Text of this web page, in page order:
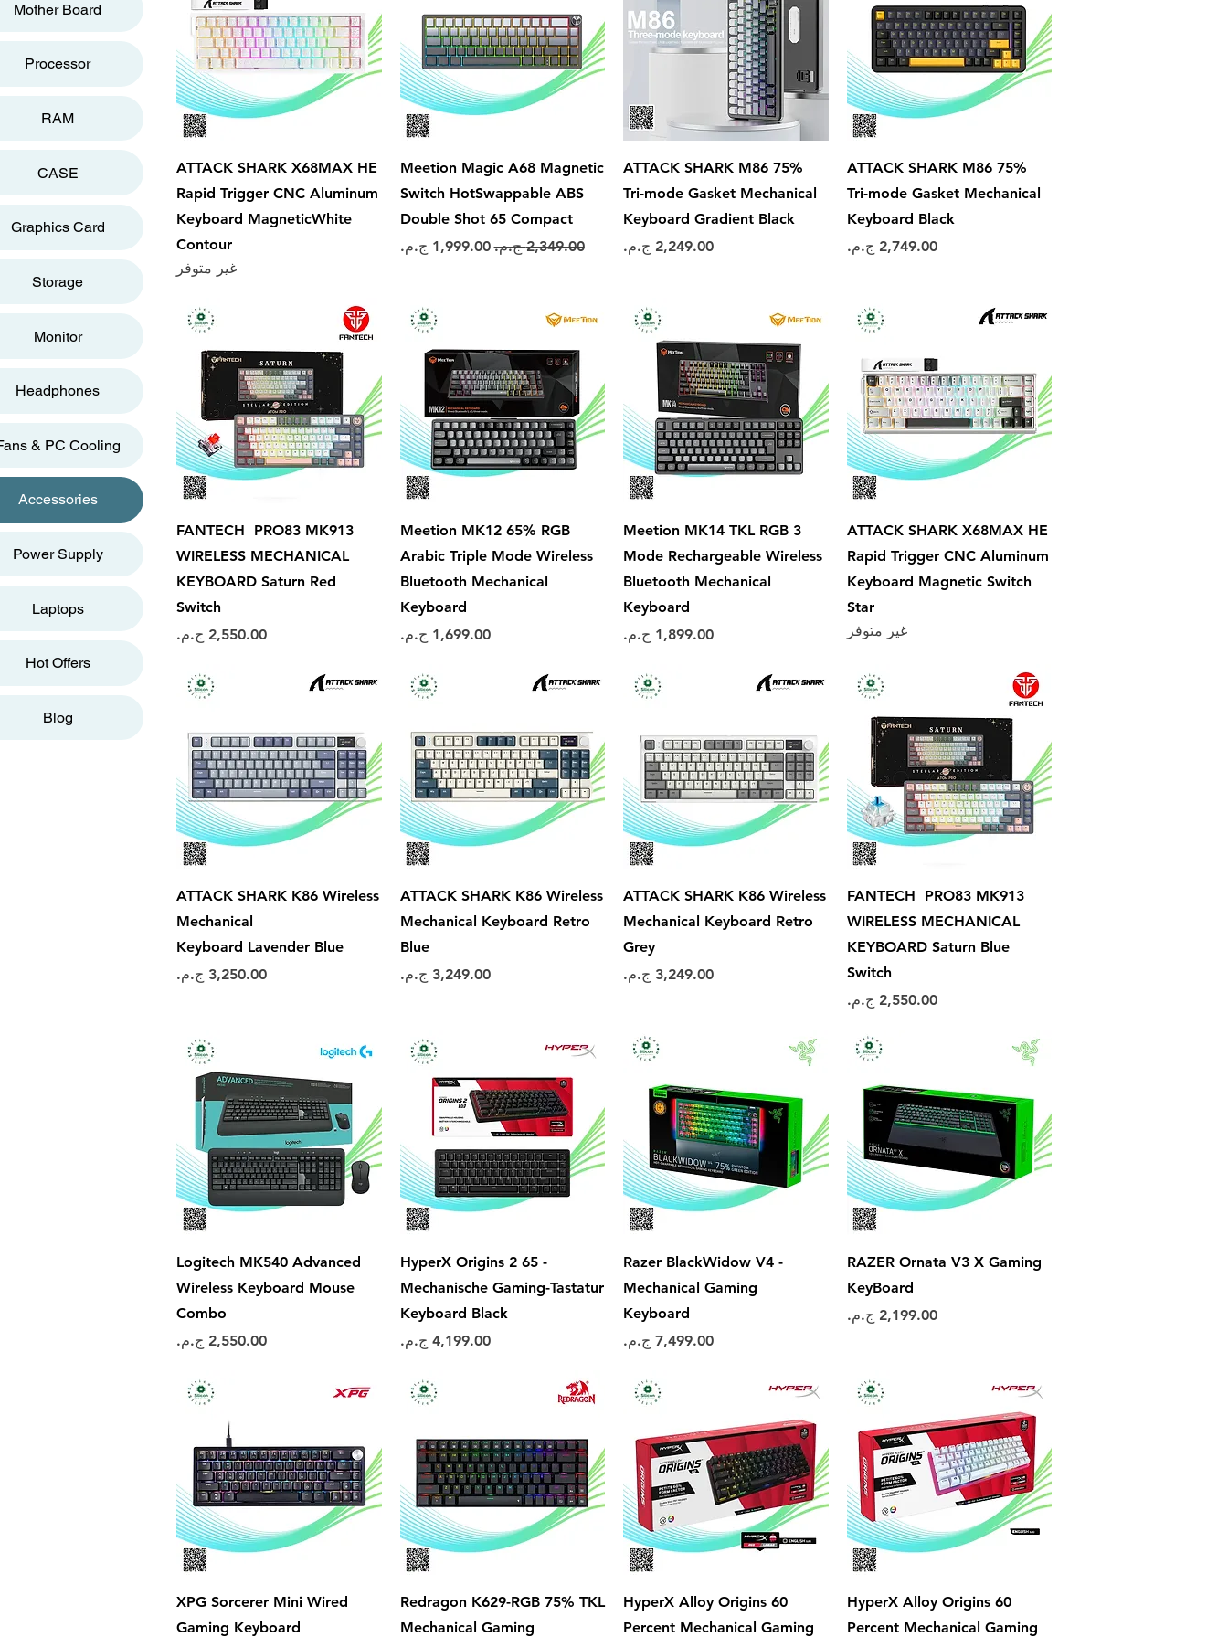
Mother Board
Processor
RAM
CASE
Graphics Card
Storage
Monitor
Headphones
& PC Cooling
Accessories
Power Supply
Laptops
Hot Offers
Blog
العرض السريع
ATTACK SHARK M86 75%
Tri-mode Gasket Mechanical
Keyboard Black
السعر‏2,749.00 ج.م.‏
العرض السريع
ATTACK SHARK M86 75%
Tri-mode Gasket Mechanical
Keyboard Gradient Black
السعر
العرض السريع
Meetion Magic A68 Magnetic
Switch HotSwappable ABS
Double Shot 65 Compact
سعر عادي‏2,349.00 ج.م.‏ سعر البيع‏1,999.00 ج.م.‏
العرض السريع
ATTACK SHARK X68MAX HE
Rapid Trigger CNC Aluminum
Keyboard MagneticWhite
Contour
غير متوفر
العرض السريع
ATTACK SHARK X68MAX HE
Rapid Trigger CNC Aluminum
Keyboard Magnetic Switch
Star
غير متوفر
العرض السريع
Meetion MK14 TKL RGB 3
Mode Rechargeable Wireless
Bluetooth Mechanical
Keyboard
السعر
العرض السريع
Meetion MK12 65% RGB
Arabic Triple Mode Wireless
Bluetooth Mechanical
Keyboard
السعر‏1,699.00 ج.م.‏
العرض السريع
FANTECH PRO83 MK913
WIRELESS MECHANICAL
KEYBOARD Saturn Red
Switch
السعر
العرض السريع
FANTECH PRO83 MK913
WIRELESS MECHANICAL
KEYBOARD Saturn Blue
Switch
السعر‏2,550.00 ج.م.‏
العرض السريع
ATTACK SHARK K86 Wireless
Mechanical Keyboard Retro
Grey
السعر
العرض السريع
ATTACK SHARK K86 Wireless
Mechanical Keyboard Retro
Blue
السعر‏3,249.00 ج.م.‏
العرض السريع
ATTACK SHARK K86 Wireless
Mechanical
Keyboard Lavender Blue
السعر
العرض السريع
RAZER Ornata V3 X Gaming
KeyBoard
السعر‏2,199.00 ج.م.‏
العرض السريع
Razer BlackWidow V4 -
Mechanical Gaming
Keyboard
السعر
العرض السريع
HyperX Origins 2 65 -
Mechanische Gaming-Tastatur
Keyboard Black
السعر‏4,199.00 ج.م.‏
العرض السريع
Logitech MK540 Advanced
Wireless Keyboard Mouse
Combo
السعر
العرض السريع
HyperX Alloy Origins 60
Percent Mechanical Gaming
العرض السريع
HyperX Alloy Origins 60
Percent Mechanical Gaming
العرض السريع
Redragon K629-RGB 75% TKL
Mechanical Gaming
العرض السريع
XPG Sorcerer Mini Wired
Gaming Keyboard